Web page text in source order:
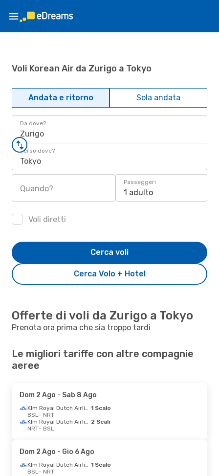
Voli Korean Air da Zurigo a Tokyo
Andata e ritorno Sola andata
Da dove?
Zurigo
Verso dove?
Tokyo
Quando?
Passeggeri
1 adulto
Voli diretti
Cerca Volo + Hotel
Cerca voli
Offerte di voli da Zurigo a Tokyo
Prenota ora prima che sia troppo tardi
Le migliori tariffe con altre compagnie
aeree
Dom 2 Ago - Sab 8 Ago
Klm Royal Dutch Airlines 1 Scalo
BSL- NRT
Klm Royal Dutch Airlines 2 Scali
NRT- BSL
Dom 2 Ago - Gio 6 Ago
Klm Royal Dutch Airlines 1 Scalo
BSL- NRT